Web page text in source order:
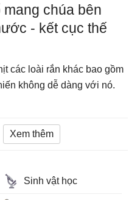
mang chúa bên
- kết cục thế
các loài rắn khác bao gồm
không dễ dàng với nó.
Xem thêm
Sinh vật học